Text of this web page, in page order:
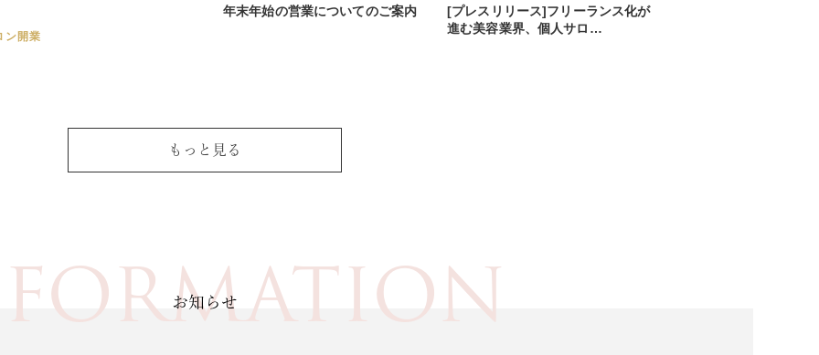
ン開業
年末年始の営業についてのご案内
[プレスリリース]フリーランス化が
進む美容業界、個人サロ…
もっと見る
お知らせ